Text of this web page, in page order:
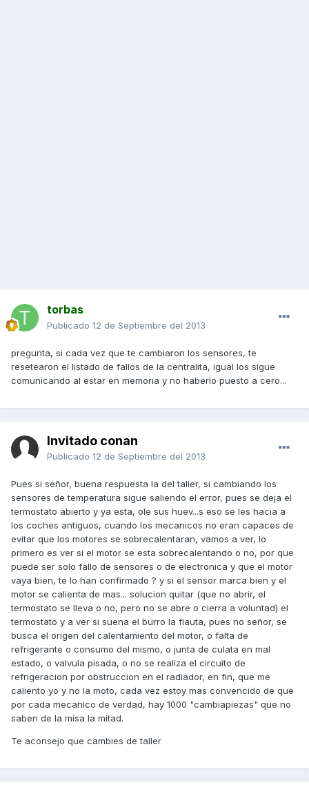
torbas
Publicado 12 de Septiembre del 2013
pregunta, si cada vez que te cambiaron los sensores, te
resetearon el listado de fallos de la centralita, igual los sigue
comunicando al estar en memoria y no haberlo puesto a cero...
Invitado conan
Publicado 12 de Septiembre del 2013
Pues si señor, buena respuesta la del taller, si cambiando los
sensores de temperatura sigue saliendo el error, pues se deja el
termostato abierto y ya esta, ole sus huev...s eso se les hacia a
los coches antiguos, cuando los mecanicos no eran capaces de
evitar que los motores se sobrecalentaran, vamos a ver, lo
primero es ver si el motor se esta sobrecalentando o no, por que
puede ser solo fallo de sensores o de electronica y que el motor
vaya bien, te lo han confirmado ? y si el sensor marca bien y el
motor se calienta de mas... solucion quitar (que no abrir, el
termostato se lleva o no, pero no se abre o cierra a voluntad) el
termostato y a ver si suena el burro la flauta, pues no señor, se
busca el origen del calentamiento del motor, o falta de
refrigerante o consumo del mismo, o junta de culata en mal
estado, o valvula pisada, o no se realiza el circuito de
refrigeracion por obstruccion en el radiador, en fin, que me
caliento yo y no la moto, cada vez estoy mas convencido de que
por cada mecanico de verdad, hay 1000 "cambiapiezas" que no
saben de la misa la mitad.
Te aconsejo que cambies de taller